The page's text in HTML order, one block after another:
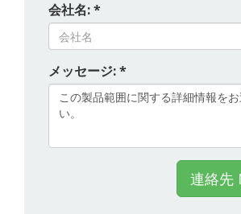
会社名: *
メッセージ: *
連絡先